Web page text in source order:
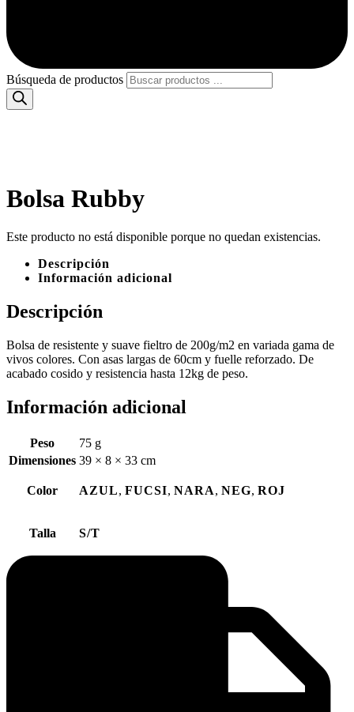
Búsqueda de productos
Bolsa Rubby
Este producto no está disponible porque no quedan existencias.
Descripción
Información adicional
Descripción
Bolsa de resistente y suave fieltro de 200g/m2 en variada gama de
vivos colores. Con asas largas de 60cm y fuelle reforzado. De
acabado cosido y resistencia hasta 12kg de peso.
Información adicional
Peso
75 g
Dimensiones 39 × 8 × 33 cm
Color AZUL, FUCSI, NARA, NEG, ROJ
Talla S/T